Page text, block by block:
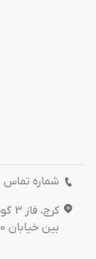
شماره تماس
بین خیابان 10 و 11 فروشگاه بازی بازار